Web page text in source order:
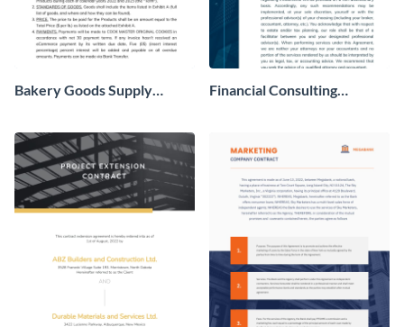
Bakery Goods Supply
Financial Consulting